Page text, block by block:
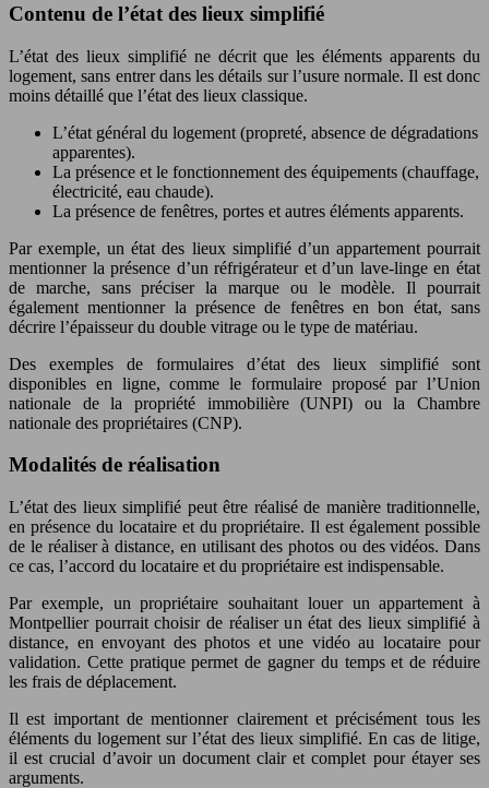
Contenu de l’état des lieux simplifié
L’état des lieux simplifié ne décrit que les éléments apparents du
logement, sans entrer dans les détails sur l’usure normale. Il est donc
moins détaillé que l’état des lieux classique.
L’état général du logement (propreté, absence de dégradations
apparentes).
La présence et le fonctionnement des équipements (chauffage,
électricité, eau chaude).
La présence de fenêtres, portes et autres éléments apparents.
Par exemple, un état des lieux simplifié d’un appartement pourrait
mentionner la présence d’un réfrigérateur et d’un lave-linge en état
de marche, sans préciser la marque ou le modèle. Il pourrait
également mentionner la présence de fenêtres en bon état, sans
décrire l’épaisseur du double vitrage ou le type de matériau.
Des exemples de formulaires d’état des lieux simplifié sont
disponibles en ligne, comme le formulaire proposé par l’Union
nationale de la propriété immobilière (UNPI) ou la Chambre
nationale des propriétaires (CNP).
Modalités de réalisation
L’état des lieux simplifié peut être réalisé de manière traditionnelle,
en présence du locataire et du propriétaire. Il est également possible
de le réaliser à distance, en utilisant des photos ou des vidéos. Dans
ce cas, l’accord du locataire et du propriétaire est indispensable.
Par exemple, un propriétaire souhaitant louer un appartement à
Montpellier pourrait choisir de réaliser un état des lieux simplifié à
distance, en envoyant des photos et une vidéo au locataire pour
validation. Cette pratique permet de gagner du temps et de réduire
les frais de déplacement.
Il est important de mentionner clairement et précisément tous les
éléments du logement sur l’état des lieux simplifié. En cas de litige,
il est crucial d’avoir un document clair et complet pour étayer ses
arguments.